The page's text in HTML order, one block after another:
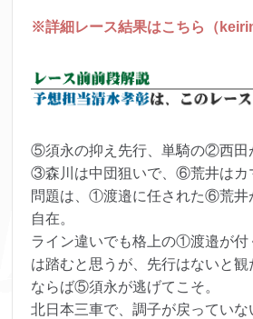
※詳細レース結果はこちら（
⑤須永の抑え先行、単騎の②西田
③森川は中団狙いで、⑥荒井はカ
問題は、①渡邉に任された⑥荒井
自在。
ライン違いでも格上の①渡邉が付
は踏むと思うが、先行はないと観
ならば⑤須永が逃げてこそ。
北日本三車で、調子が戻ってい